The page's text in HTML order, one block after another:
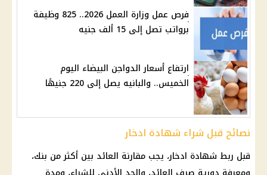
فرص عمل وزارة العمل 2026.. 825 وظيفة
برواتب تصل إلى 15 ألف جنيه
ارتفاع أسعار الدواجن البيضاء اليوم
الخميس.. والبانيه يصل إلى 220 جنيهًا
نصائح قبل شراء شهادة ادخار
قبل ربط شهادة ادخار، يجب مقارنة العائد بين أكثر من بنك،